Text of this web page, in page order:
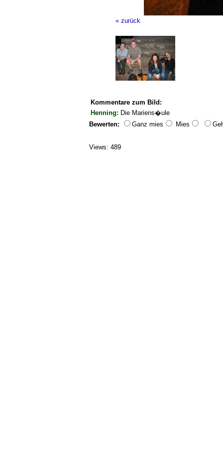
« zurück
Kommentare zum Bild:
Henning: Die Mariens�ule
Bewerten:
Ganz mies Mies
Views: 489